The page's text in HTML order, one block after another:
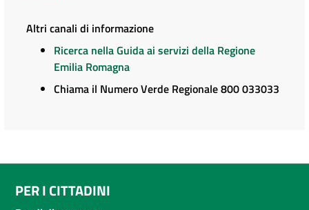
Altri canali di informazione
Ricerca nella Guida ai servizi della Regione
Emilia Romagna
Chiama il Numero Verde Regionale 800 033033
PER I CITTADINI